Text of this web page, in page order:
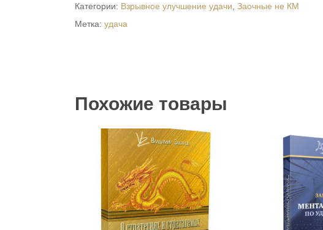
Категории: Взрывное улучшение удачи Заочные не КМ
Метка: удача
Похожие товары